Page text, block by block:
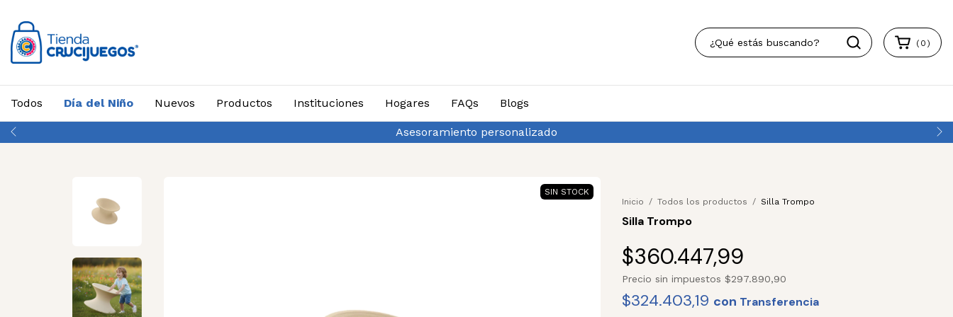
Hasta 3 cuotas sin interés y 10% de descuento por transferencia
( 0 )
Todos Día del Niño Nuevos Productos Instituciones Hogares FAQs Blogs
SIN STOCK
Inicio / Todos los productos / Silla Trompo
Silla Trompo
$360.447,99
Precio sin impuestos $297.890,90
$324.403,19 con